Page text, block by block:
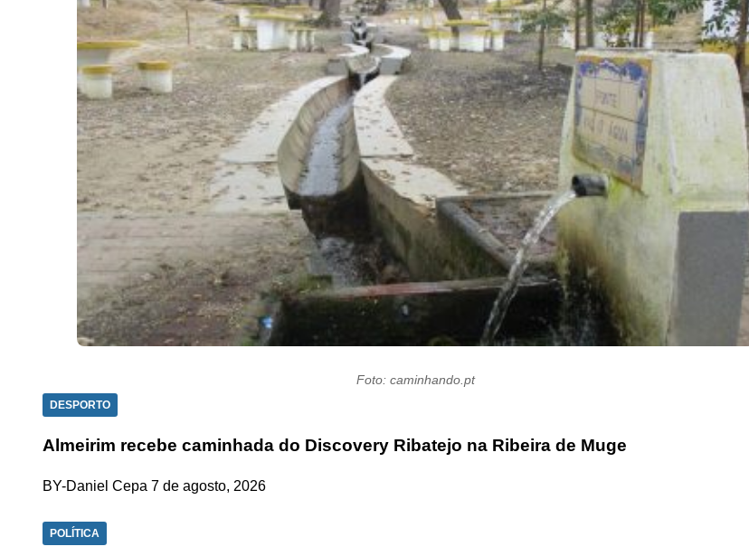
Foto: caminhando.pt
DESPORTO
Almeirim recebe caminhada do Discovery Ribatejo na Ribeira de Muge
BY-Daniel Cepa 7 de agosto, 2026
POLÍTICA